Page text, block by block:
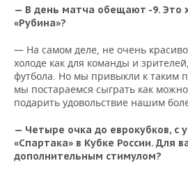
ВУЗЫ ТАТАРСТАНА
ТОРГОВЫЕ ЦЕНТРЫ
ТАТАРСТАНА
БАНКИ
ИНВЕСТИЦИИ
АГРОПРОМ
МАШИНОСТРОЕНИЕ
НЕФТЕХИМИЯ
ОПК
НОВОСТИ НЕДВИЖИМОСТИ
АВТО
НОВОСТИ БИЗНЕСА
РОЗНИЧНАЯ ТОРГОВЛЯ
ТРАНСПОРТ
ТЕХНОЛОГИИ
НОВОСТИ ТЕХНОЛОГИЙ
IT
МЕРОПРИЯТИЯ
НОВОСТИ МЕРОПРИЯТИЙ
СПОРТ
— В день матча обещают -9. Это
«Рубина»?
— На самом деле, не очень
холоде как для команды и
футбола. Но мы привыкли к таким
мы постараемся сыграть как
подарить удовольствие нашим
— Четыре очка до еврокубков, с
«Спартака» в Кубке России. Для
дополнительным стимулом?